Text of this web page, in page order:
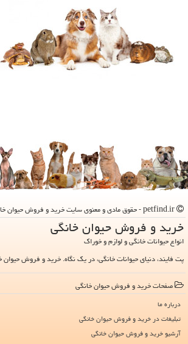
خرید و فروش حیوان خانگی
انواع حیوانات خانگی و لوازم و خوراک
پت فایند، دنیای حیوانات خانگی، در یک نگاه. خرید و فروش حیوان
صفحات خرید و فروش حیوان خانگی
درباره ما
تبلیغات در خرید و فروش حیوان خانگی
آرشیو خرید و فروش حیوان خانگی